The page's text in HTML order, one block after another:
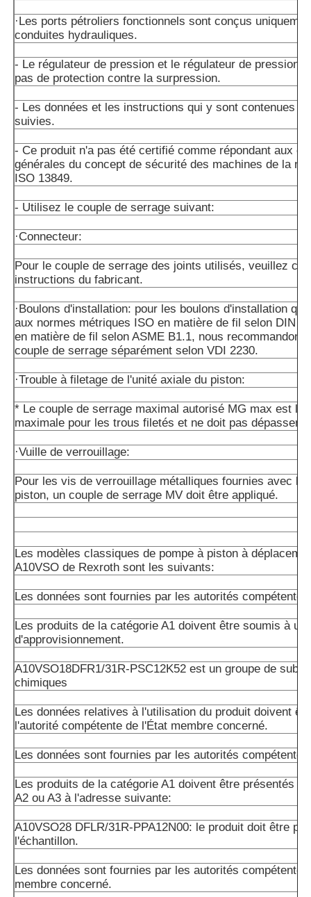
·Les ports pétroliers fonctionnels sont conçus
conduites hydrauliques.
- Le régulateur de pression et le régulateur de pression
pas de protection contre la surpression.
- Les données et les instructions qui y sont contenues
suivies.
- Ce produit n'a pas été certifié comme répondant aux
générales du concept de sécurité des machines de la
ISO 13849.
- Utilisez le couple de serrage suivant:
·Connecteur:
Pour le couple de serrage des joints utilisés, veuillez
instructions du fabricant.
·Boulons d'installation: pour les boulons d'installation
aux normes métriques ISO en matière de fil selon DIN
en matière de fil selon ASME B1.1, nous
couple de serrage séparément selon VDI 2230.
·Trouble à filetage de l'unité axiale du piston:
* Le couple de serrage maximal autorisé MG max est la
maximale pour les trous filetés et ne doit pas dépasser
·Vuille de verrouillage:
Pour les vis de verrouillage métalliques fournies avec
piston, un couple de serrage MV doit être appliqué.
Les modèles classiques de pompe à piston à
A10VSO de Rexroth sont les suivants:
Les données sont fournies par les autorités
Les produits de la catégorie A1 doivent être soumis à un
d'approvisionnement.
A10VSO18DFR1/31R-PSC12K52 est un groupe de
chimiques
Les données relatives à l'utilisation du produit doivent
l'autorité compétente de l'État membre concerné.
Les données sont fournies par les autorités
Les produits de la catégorie A1 doivent être présentés
A2 ou A3 à l'adresse suivante:
A10VSO28 DFLR/31R-PPA12N00: le produit doit être
l'échantillon.
Les données sont fournies par les autorités
membre concerné.